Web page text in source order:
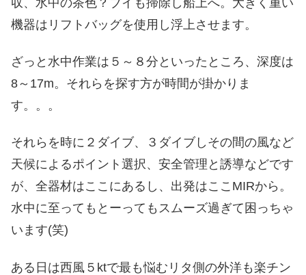
機器はリフトバッグを使用し浮上させます。
ざっと水中作業は５～８分といったところ、深度は
8～17m。それらを探す方が時間が掛かりま
す。。。
それらを時に２ダイブ、３ダイブしその間の風など
天候によるポイント選択、安全管理と誘導などです
が、全器材はここにあるし、出発はここMIRから。
水中に至ってもとーってもスムーズ過ぎて困っちゃ
います(笑)
ある日は西風５ktで最も悩むリタ側の外洋も楽チン